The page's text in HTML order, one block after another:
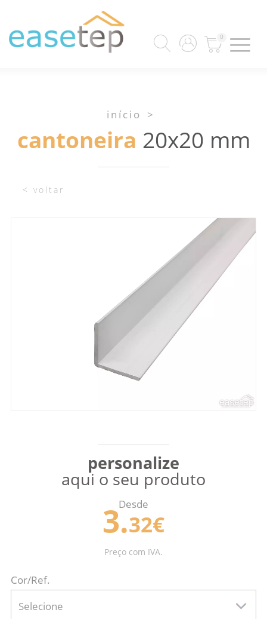
0
início >
cantoneira 20x20 mm
< voltar
personalize
aqui o seu produto
Desde
3.32€
Preço com IVA.
Cor/Ref.
Selecione